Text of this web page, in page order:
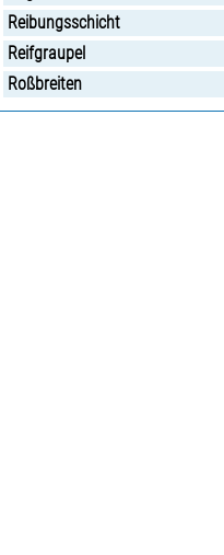
Reibungsschicht
Reifgraupel
Roßbreiten